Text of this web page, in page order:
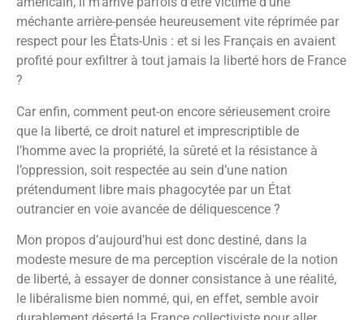
méchante arrière-pensée heureusement vite réprimée par
respect pour les États-Unis : et si les Français en avaient
profité pour exfiltrer à tout jamais la liberté hors de France
?
Car enfin, comment peut-on encore sérieusement croire
que la liberté, ce droit naturel et imprescriptible de
l’homme avec la propriété, la sûreté et la résistance à
l’oppression, soit respectée au sein d’une nation
prétendument libre mais phagocytée par un État
outrancier en voie avancée de déliquescence ?
Mon propos d’aujourd’hui est donc destiné, dans la
modeste mesure de ma perception viscérale de la notion
de liberté, à essayer de donner consistance à une réalité,
le libéralisme bien nommé, qui, en effet, semble avoir